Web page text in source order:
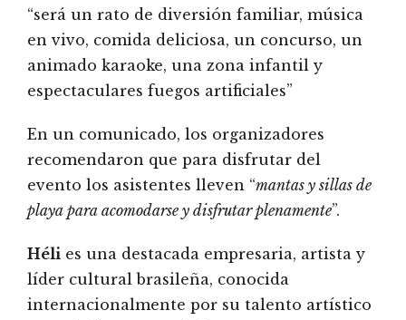
“será un rato de diversión familiar, música
en vivo, comida deliciosa, un concurso, un
animado karaoke, una zona infantil y
espectaculares fuegos artificiales”
En un comunicado, los organizadores
recomendaron que para disfrutar del
evento los asistentes lleven “mantas y sillas de
playa para acomodarse y disfrutar plenamente”.
Héli es una destacada empresaria, artista y
líder cultural brasileña, conocida
internacionalmente por su talento artístico